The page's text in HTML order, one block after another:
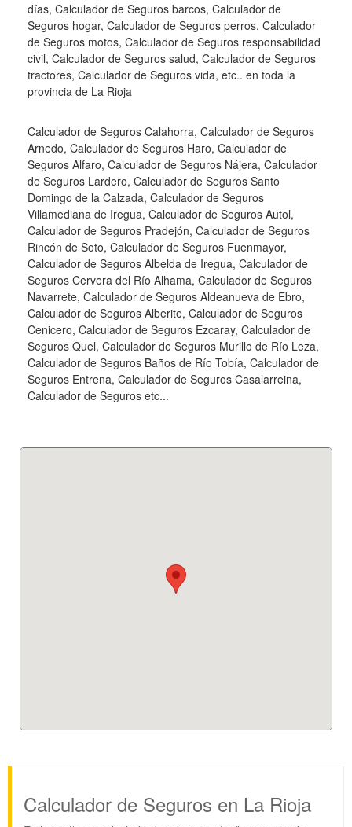
días, Calculador de Seguros barcos, Calculador de
Seguros hogar, Calculador de Seguros perros, Calculador
de Seguros motos, Calculador de Seguros responsabilidad
civil, Calculador de Seguros salud, Calculador de Seguros
tractores, Calculador de Seguros vida, etc.. en toda la
provincia de La Rioja
Calculador de Seguros Calahorra, Calculador de Seguros
Arnedo, Calculador de Seguros Haro, Calculador de
Seguros Alfaro, Calculador de Seguros Nájera, Calculador
de Seguros Lardero, Calculador de Seguros Santo
Domingo de la Calzada, Calculador de Seguros
Villamediana de Iregua, Calculador de Seguros Autol,
Calculador de Seguros Pradejón, Calculador de Seguros
Rincón de Soto, Calculador de Seguros Fuenmayor,
Calculador de Seguros Albelda de Iregua, Calculador de
Seguros Cervera del Río Alhama, Calculador de Seguros
Navarrete, Calculador de Seguros Aldeanueva de Ebro,
Calculador de Seguros Alberite, Calculador de Seguros
Cenicero, Calculador de Seguros Ezcaray, Calculador de
Seguros Quel, Calculador de Seguros Murillo de Río Leza,
Calculador de Seguros Baños de Río Tobía, Calculador de
Seguros Entrena, Calculador de Seguros Casalarreina,
Calculador de Seguros etc...
Calculador de Seguros en La Rioja